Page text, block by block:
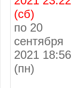
(сб)
по 20
сентября
2021 18:56
(пн)